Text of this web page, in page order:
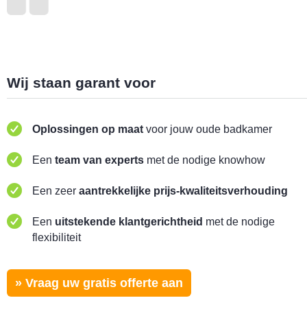
Wij staan garant voor
Oplossingen op maat voor jouw oude badkamer
Een team van experts met de nodige knowhow
Een zeer aantrekkelijke prijs-kwaliteitsverhouding
Een uitstekende klantgerichtheid met de nodige
flexibiliteit
» Vraag uw gratis offerte aan